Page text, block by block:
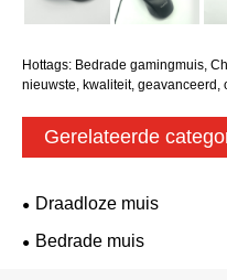
Hottags: Bedrade gamingmuis,
nieuwste, kwaliteit, geavanceerd,
Gerelateerde
Draadloze muis
Bedrade muis